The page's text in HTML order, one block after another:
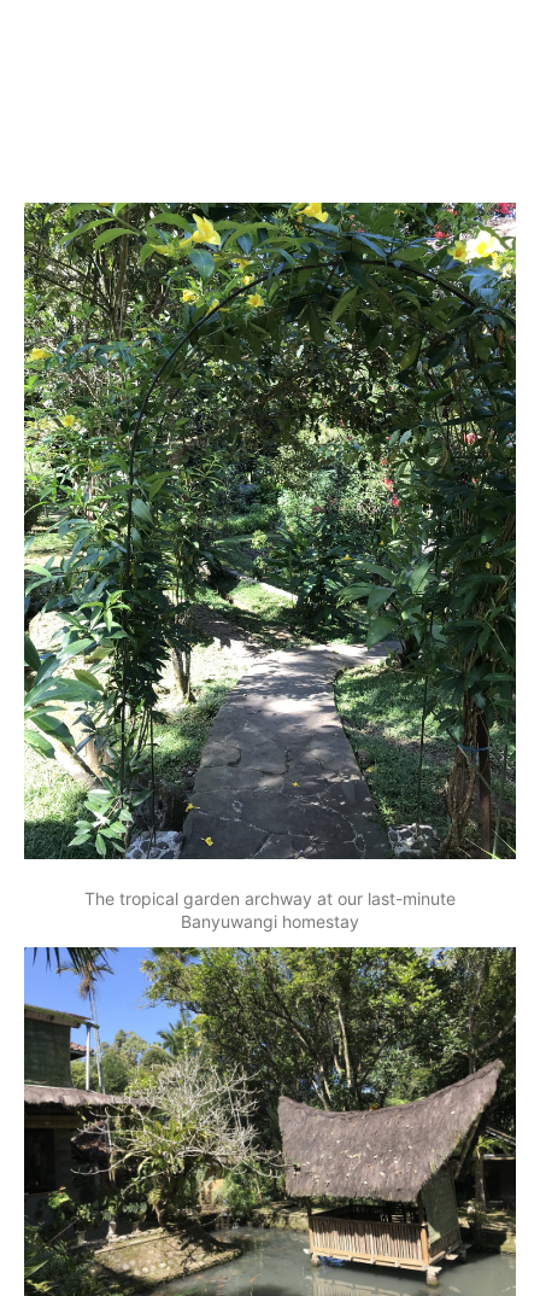
The tropical garden archway at our last-minute
Banyuwangi homestay